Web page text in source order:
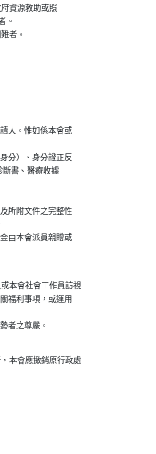
府資源救助或照
。
者。
人。惟如係本會或
分）、身分證正反
斷書、醫療收據
所附文件之完整性
由本會派員親贈或
本會社會工作員訪視
福利事項，或運用
者之尊嚴。
本會應撤銷原行政處